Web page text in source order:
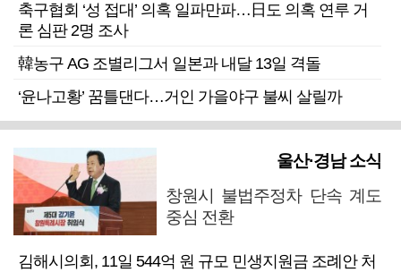
축구협회 ‘성 접대’ 의혹 일파만파…日도 의혹 연루 거
론 심판 2명 조사
韓농구 AG 조별리그서 일본과 내달 13일 격돌
‘윤나고황’ 꿈틀댄다…거인 가을야구 불씨 살릴까
울산·경남 소식
창원시 불법주정차 단속 계도
중심 전환
김해시의회, 11일 544억 원 규모 민생지원금 조례안 처